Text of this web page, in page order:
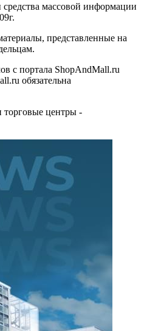
средства массовой информации
представленные на
с портала ShopAndMall.ru
обязательна
торговые центры -